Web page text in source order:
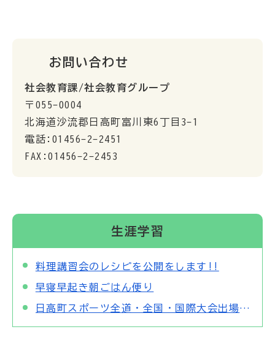
お問い合わせ
社会教育課/社会教育グループ
〒055-0004
北海道沙流郡日高町富川東6丁目3-1
電話:01456-2-2451
FAX:01456-2-2453
生涯学習
料理講習会のレシピを公開をします!!
早寝早起き朝ごはん便り
日高町スポーツ全道・全国・国際大会出場助成について